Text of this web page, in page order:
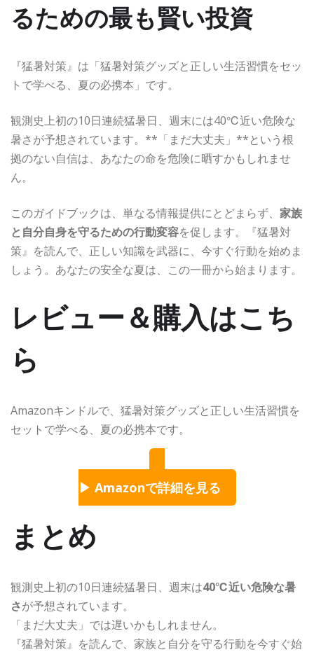
るための最も賢い投資
『猛暑対策』は「猛暑対策グッズと正しい生活習慣をセッ
トで学べる、夏の必携本」です。
観測史上初の10日連続猛暑日、週末には40℃近い危険な
暑さが予想されています。**「まだ大丈夫」**という根
拠のない自信は、あなたの命を危険に晒すかもしれませ
ん。
このガイドブックは、単なる情報提供にとどまらず、 家族
と自分自身を守るための行動変容を促します。『猛暑対
策』を読んで、正しい知識を武器に、今すぐ行動を始めま
しょう。あなたの安全な夏は、この一冊から始まります。
レビュー＆購入はこち
ら
Amazonキンドルで、猛暑対策グッズと正しい生活習慣を
セットで学べる、夏の必携本です。
▶ Amazonで詳細を見る
まとめ
観測史上初の10日連続猛暑日、週末は40℃近い危険な暑
さが予想されています。
「まだ大丈夫」では遅いかもしれません。
『猛暑対策』を読んで、家族と自分を守る行動を今すぐ始